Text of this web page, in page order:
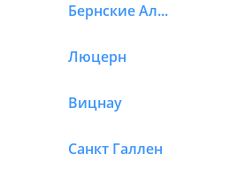
Бернские Альпы
Люцерн
Вицнау
Санкт Галлен